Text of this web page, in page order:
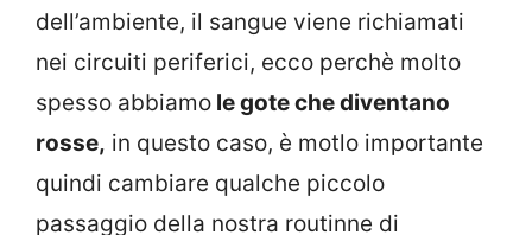
dell’ambiente, il sangue viene richiamati
nei circuiti periferici, ecco perchè molto
spesso abbiamo le gote che diventano
rosse, in questo caso, è motlo importante
quindi cambiare qualche piccolo
passaggio della nostra routinne di